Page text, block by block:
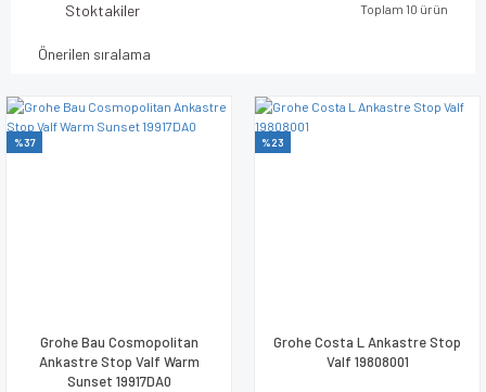
Stoktakiler Toplam 10 ürün
%37
Grohe Bau Cosmopolitan
Ankastre Stop Valf Warm
Sunset 19917DA0
%23
Grohe Costa L Ankastre Stop
Valf 19808001